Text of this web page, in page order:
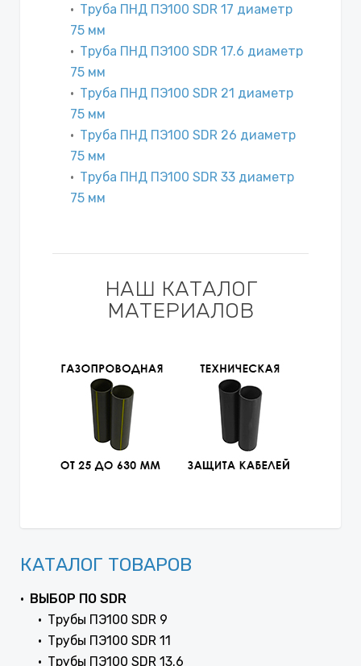
Труба ПНД ПЭ100 SDR 17 диаметр
75 мм
Труба ПНД ПЭ100 SDR 17.6 диаметр
75 мм
Труба ПНД ПЭ100 SDR 21 диаметр
75 мм
Труба ПНД ПЭ100 SDR 26 диаметр
75 мм
Труба ПНД ПЭ100 SDR 33 диаметр
75 мм
НАШ КАТАЛОГ
МАТЕРИАЛОВ
КАТАЛОГ ТОВАРОВ
ВЫБОР ПО SDR
Трубы ПЭ100 SDR 9
Трубы ПЭ100 SDR 11
Трубы ПЭ100 SDR 13.6